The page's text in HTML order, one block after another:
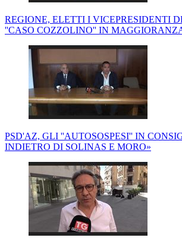
REGIONE, ELETTI I VICEPRESIDENTI
''CASO COZZOLINO'' IN
PSD'AZ, GLI ''AUTOSOSPESI'' IN
INDIETRO DI SOLINAS E MORO»